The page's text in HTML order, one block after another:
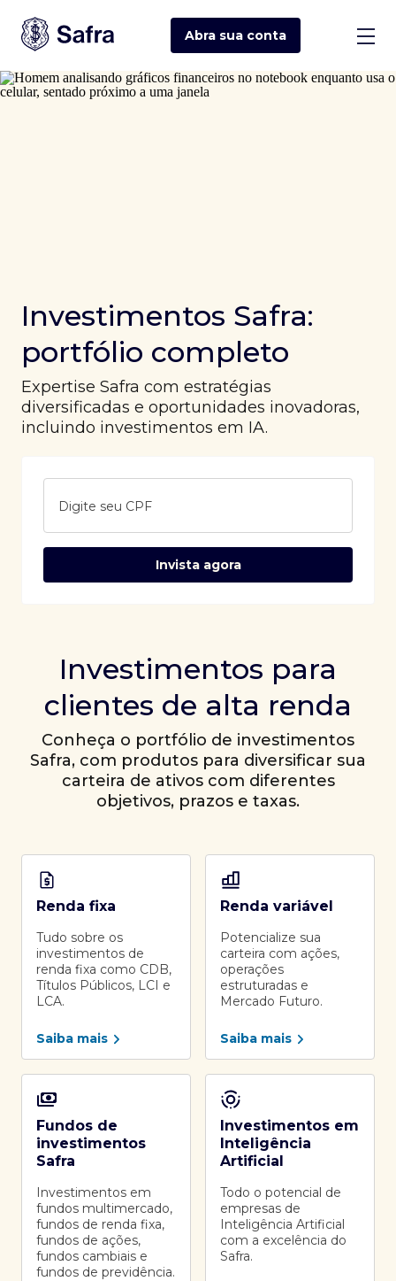
Abra sua conta
Investimentos Safra:
portfólio completo
Expertise Safra com estratégias
diversificadas e oportunidades inovadoras,
incluindo investimentos em IA.
Digite seu CPF
Invista agora
Investimentos para
clientes de alta renda
Conheça o portfólio de investimentos
Safra, com produtos para diversificar sua
carteira de ativos com diferentes
objetivos, prazos e taxas.
Renda fixa
Tudo sobre os
investimentos de
renda fixa como CDB,
Títulos Públicos, LCI e
LCA.
Saiba mais
Renda variável
Potencialize sua
carteira com ações,
operações
estruturadas e
Mercado Futuro.
Saiba mais
Fundos de
investimentos
Safra
Investimentos em
fundos multimercado,
fundos de renda fixa,
fundos de ações,
fundos cambiais e
fundos de previdência.
Investimentos em
Inteligência
Artificial
Todo o potencial de
empresas de
Inteligência Artificial
com a excelência do
Safra.